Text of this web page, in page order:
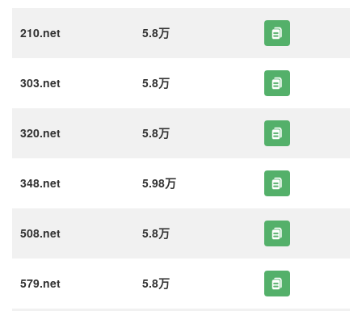
210.net 5.8万
303.net 5.8万
320.net 5.8万
348.net 5.98万
508.net 5.8万
579.net 5.8万